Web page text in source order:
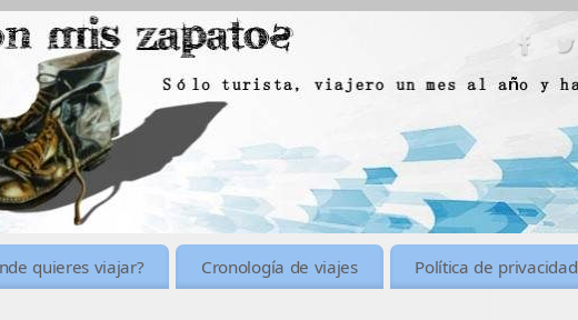
quieres viajar? Cronología de viajes Política de privacidad